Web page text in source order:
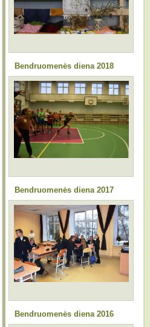
Bendruomenės diena 2018
Bendruomenės diena 2017
Bendruomenės diena 2016